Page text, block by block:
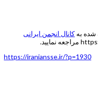
شده به کانال انجمن ایرانی
https://iraniansse.ir/?p=1930